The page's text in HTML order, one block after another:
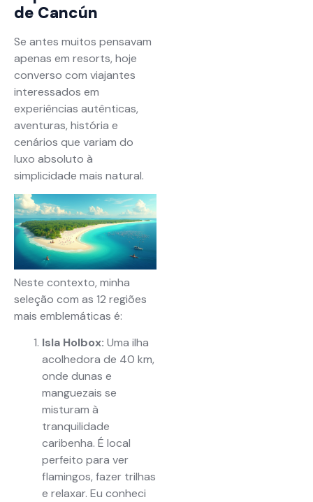
de Cancún
Se antes muitos pensavam
apenas em resorts, hoje
converso com viajantes
interessados em
experiências autênticas,
aventuras, história e
cenários que variam do
luxo absoluto à
simplicidade mais natural.
Neste contexto, minha
seleção com as 12 regiões
mais emblemáticas é:
Isla Holbox: Uma ilha
acolhedora de 40 km,
onde dunas e
manguezais se
misturam à
tranquilidade
caribenha. É local
perfeito para ver
flamingos, fazer trilhas
e relaxar. Eu conheci